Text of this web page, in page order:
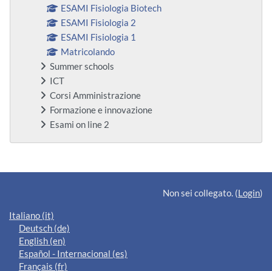
ESAMI Fisiologia Biotech
ESAMI Fisiologia 2
ESAMI Fisiologia 1
Matricolando
Summer schools
ICT
Corsi Amministrazione
Formazione e innovazione
Esami on line 2
Blocchi supplementari
Non sei collegato. (Login)
Italiano ‎(it)‎
Deutsch ‎(de)‎
English ‎(en)‎
Español - Internacional ‎(es)‎
Français ‎(fr)‎